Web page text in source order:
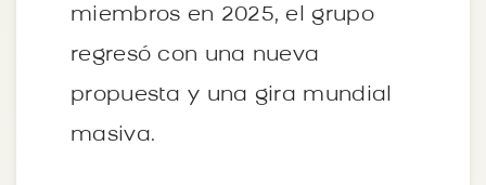
miembros en 2025, el grupo
regresó con una nueva
propuesta y una gira mundial
masiva.